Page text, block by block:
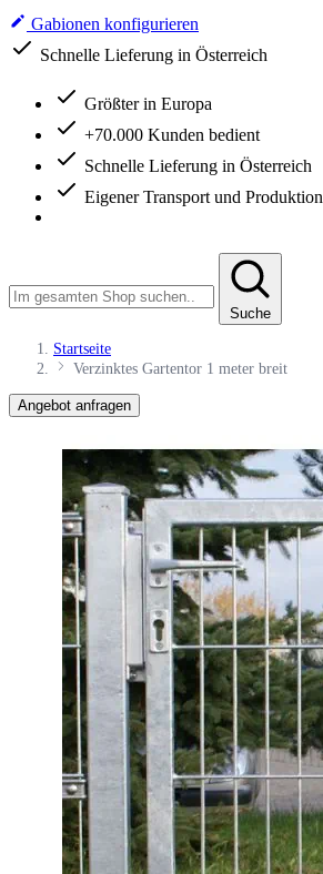
Gabionen konfigurieren
Schnelle Lieferung in Österreich
Größter in Europa
+70.000 Kunden bedient
Schnelle Lieferung in Österreich
Eigener Transport und Produktion
Suche
Startseite
Verzinktes Gartentor 1 meter breit
Angebot anfragen